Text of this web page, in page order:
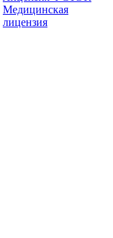
Медицинская
лицензия